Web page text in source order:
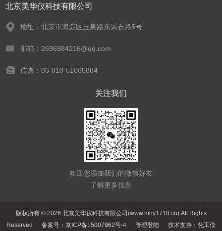
北京美华仪科技有限公司
地址：北京市海淀区玉泉路东采石路5号
邮箱：2696984216@qq.com
传真：86-010-51665884
关注我们
欢迎您添加我们的微信好友
了解更多信息
版权所有 © 2026 北京美华仪科技有限公司(www.mhy1718.cn) All Rights
Reserved 备案号：京ICP备15007962号-4 管理登陆 技术支持： 化工仪